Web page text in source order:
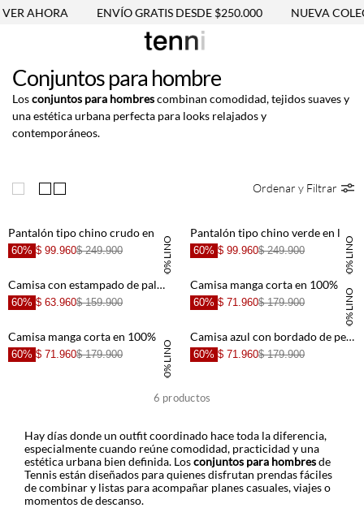
AHORA ENVÍO GRATIS DESDE $250.000 NUEVA
Conjuntos para hombre
Losconjuntos para hombrescombinan comodidad, tejidos suaves y
una estética urbana perfecta para looks relajados y
contemporáneos.
Ordenar y Filtrar
100% LINO
+
60% $ 99.960$ 249.900 100% LINO
60% $ 99.960$ 249.900
+
Camisa con estampado de palmeras para hombre
60% $ 63.960$ 159.900 100% LINO
60% $ 71.960$ 179.900
100% LINO
60% $ 71.960$ 179.900
Camisa azul con bordado de peces para hombre
60% $ 71.960$ 179.900
6 productos
Hay días donde un outfit coordinado hace toda la diferencia,
especialmente cuando reúne comodidad, practicidad y una
estética urbana bien definida. Losconjuntos para hombresde
Tennis están diseñados para quienes disfrutan prendas fáciles
de combinar y listas para acompañar planes casuales, viajes o
momentos de descanso.